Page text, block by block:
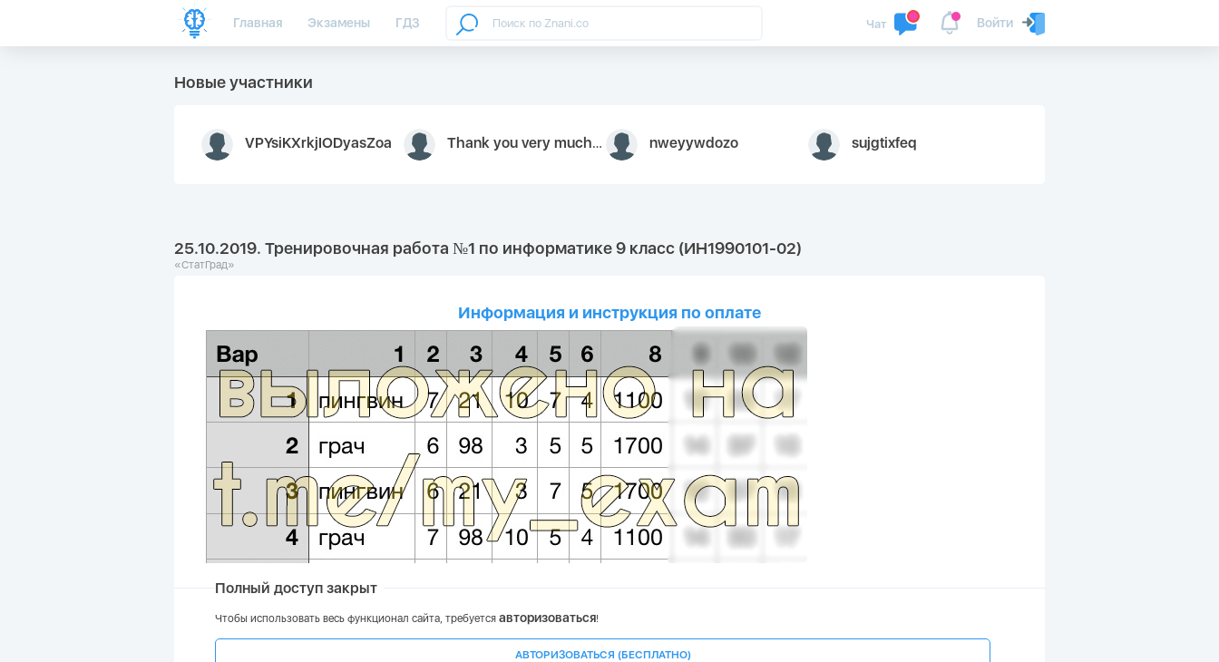
Главная Экзамены ГДЗ Войти
Чат
Новые участники
VPYsiKXrkjIODyasZoa Thank you very much for your inquiry We appreciate you 9126052 https://youtube.com faceapple ! nweyywdozo sujgtixfeq
25.10.2019. Тренировочная работа №1 по информатике 9 класс (ИН1990101-02)
«СтатГрад»
Информация и инструкция по оплате
Полный доступ закрыт
Чтобы использовать весь функционал сайта, требуется авторизоваться!
АВТОРИЗОВАТЬСЯ (БЕСПЛАТНО)